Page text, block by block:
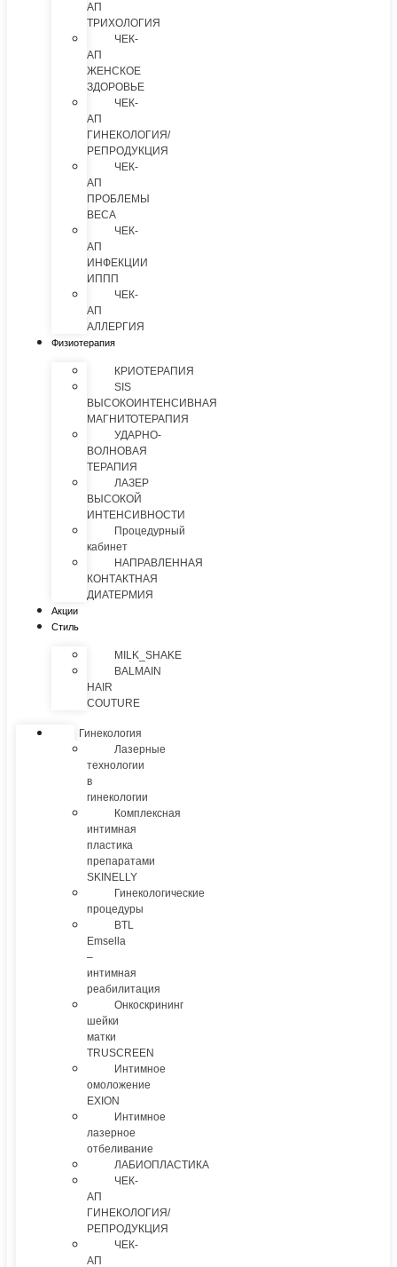
АП
ТРИХОЛОГИЯ
ЧЕК-
АП
ЖЕНСКОЕ
ЗДОРОВЬЕ
ЧЕК-
АП
ГИНЕКОЛОГИЯ/
РЕПРОДУКЦИЯ
ЧЕК-
АП
ПРОБЛЕМЫ
ВЕСА
ЧЕК-
АП
ИНФЕКЦИИ
ИППП
ЧЕК-
АП
АЛЛЕРГИЯ
Физиотерапия
КРИОТЕРАПИЯ
SIS
ВЫСОКОИНТЕНСИВНАЯ
МАГНИТОТЕРАПИЯ
УДАРНО-
ВОЛНОВАЯ
ТЕРАПИЯ
ЛАЗЕР
ВЫСОКОЙ
ИНТЕНСИВНОСТИ
Процедурный
кабинет
НАПРАВЛЕННАЯ
КОНТАКТНАЯ
ДИАТЕРМИЯ
Акции
Стиль
MILK_SHAKE
BALMAIN
HAIR
COUTURE
Гинекология
Лазерные
технологии
в
гинекологии
Комплексная
интимная
пластика
препаратами
SKINELLY
Гинекологические
процедуры
BTL
Emsella
–
интимная
реабилитация
Онкоскрининг
шейки
матки
TRUSCREEN
Интимное
омоложение
EXION
Интимное
лазерное
отбеливание
ЛАБИОПЛАСТИКА
ЧЕК-
АП
ГИНЕКОЛОГИЯ/
РЕПРОДУКЦИЯ
ЧЕК-
АП